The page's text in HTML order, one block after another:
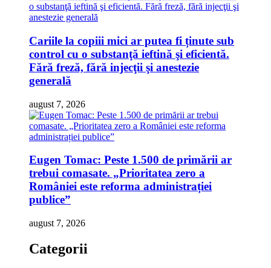
Cariile la copiii mici ar putea fi ținute sub
control cu o substanţă ieftină şi eficientă.
Fără freză, fără injecţii şi anestezie
generală
august 7, 2026
Eugen Tomac: Peste 1.500 de primării ar
trebui comasate. „Prioritatea zero a
României este reforma administrației
publice”
august 7, 2026
Categorii